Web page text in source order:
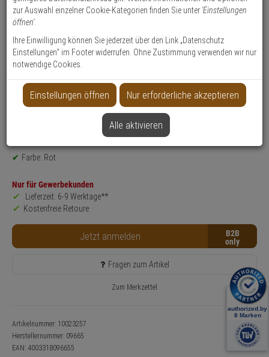
ein,
um
Suche
Vorhangschloss 72/40 rot
Produktmerkmale
Datenblatt drucken
Produktinformationen
Vorhangschloss, Industrie-Hangeschloss - Modell: 72/40 color
Farbe: Rot
Nur für Gewerbekunden
Lieferzeit: 6-9 Werktage**
Kostenfreie Retoure
Jetzt anmelden B2B
Fragen zum Artikel
Zum Merkzettel
Artikelnummer: 10023257
Herstellernummer: 09665
EAN: 4003318096655
zur Auswahl einzelner Cookie-Kategorien finden Sie unter 'Einstellungen
öffnen'.
Ihre Einwilligung können Sie jederzeit über den Link „Datenschutz
Einstellungen“ im Footer widerrufen. Ohne Zustimmung verwenden wir nur
notwendige Cookies.
Einstellungen öffnen Nur erforderliche akzeptieren
Alle aktivieren